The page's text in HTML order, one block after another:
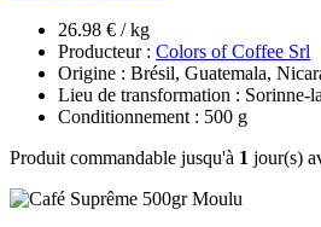
26.98 € / kg
Producteur : Colors of Coffee Srl
Origine : Brésil, Guatemala,
Lieu de transformation : Sorinne-
Conditionnement : 500 g
Produit commandable jusqu'à 1 jour(s)